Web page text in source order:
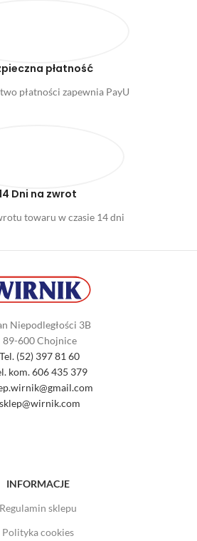
płatność
płatności zapewnia PayU
Dni na zwrot
towaru w czasie 14 dni
Niepodległości 3B
89-600 Chojnice
Tel. (52) 397 81 60
kom. 606 435 379
sklep@wirnik.com
INFORMACJE
Regulamin sklepu
Polityka cookies